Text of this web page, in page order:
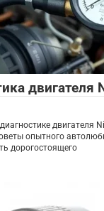
двигателя
двигателя
опытного
дорогостоящего